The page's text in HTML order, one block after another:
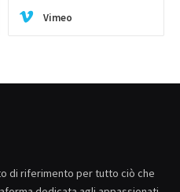
Vimeo
di riferimento per tutto ciò che